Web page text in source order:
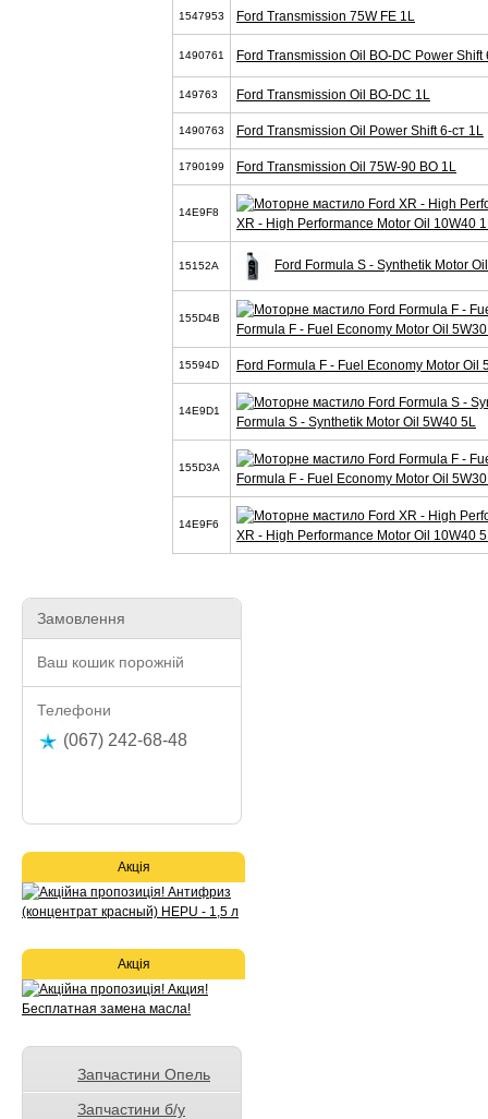
1547953 Ford Transmission 75W FE 1L
1490761 Ford Transmission Oil BO-DC Power Shift
149763 Ford Transmission Oil BO-DC 1L
1490763 Ford Transmission Oil Power Shift 6-ст 1L
1790199 Ford Transmission Oil 75W-90 BO 1L
14E9F8
XR - High Performance Motor Oil 10W40
15152A Ford Formula S - Synthetik Motor
155D4B
Formula F - Fuel Economy Motor Oil
15594D Ford Formula F - Fuel Economy Motor Oil
14E9D1
Formula S - Synthetik Motor Oil 5W40 5L
155D3A
Formula F - Fuel Economy Motor Oil
14E9F6
XR - High Performance Motor Oil 10W40
Замовлення
Ваш кошик порожній
Телефони
(067) 242-68-48
Акція
Акція
Запчастини Опель
Запчастини б/у